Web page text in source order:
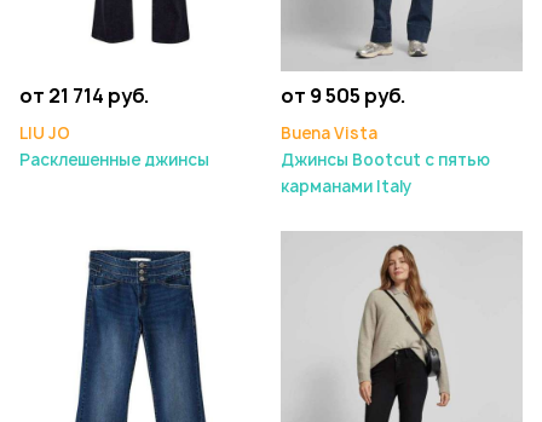
от 21 714 руб.
LIU JO
Расклешенные джинсы
от 9 505 руб.
Buena Vista
Джинсы Bootcut с пятью
карманами Italy